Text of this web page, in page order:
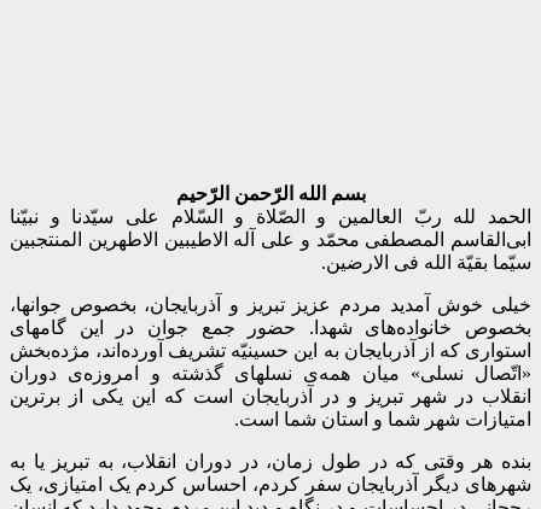
بسم الله الرّحمن الرّحیم
الحمد لله ربّ العالمین و الصّلاة و السّلام علی سیّدنا و نبیّنا
ابی‌القاسم المصطفی محمّد و علی آله الاطیبین الاطهرین المنتجبین
سیّما بقیّة الله فی الارضین.
خیلی خوش آمدید مردم عزیز تبریز و آذربایجان، بخصوص جوانها،
بخصوص خانواده‌های شهدا. حضور جمع جوان در این گامهای
استواری که از آذربایجان به این حسینیّه تشریف آورده‌اند، مژده‌بخش
«اتّصال نسلی» میان همه‌ی نسلهای گذشته و امروزه‌ی دوران
انقلاب در شهر تبریز و در آذربایجان است که این یکی از برترین
امتیازات شهر شما و استان شما است.
بنده هر وقتی که در طول زمان، در دوران انقلاب، به تبریز یا به
شهرهای دیگر آذربایجان سفر کردم، احساس کردم یک امتیازی، یک